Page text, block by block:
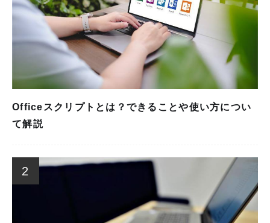
Officeスクリプトとは？できることや使い方につい
て解説
2